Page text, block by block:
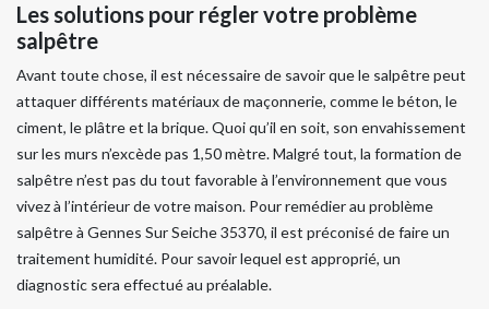
Les solutions pour régler votre problème
salpêtre
Avant toute chose, il est nécessaire de savoir que le salpêtre peut
attaquer différents matériaux de maçonnerie, comme le béton, le
ciment, le plâtre et la brique. Quoi qu’il en soit, son envahissement
sur les murs n’excède pas 1,50 mètre. Malgré tout, la formation de
salpêtre n’est pas du tout favorable à l’environnement que vous
vivez à l’intérieur de votre maison. Pour remédier au problème
salpêtre à Gennes Sur Seiche 35370, il est préconisé de faire un
traitement humidité. Pour savoir lequel est approprié, un
diagnostic sera effectué au préalable.